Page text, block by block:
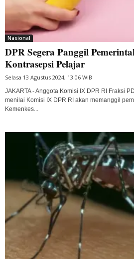
Nasional
DPR Segera Panggil
Kontrasepsi Pelajar
Selasa 13 Agustus 2024, 13:06 WIB
JAKARTA - Anggota Komisi IX DPR RI Fraksi
menilai Komisi IX DPR RI akan memanggil
Kemenkes...